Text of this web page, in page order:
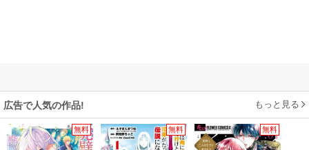
広告で人気の作品! もっと見る
無料 無料 無料